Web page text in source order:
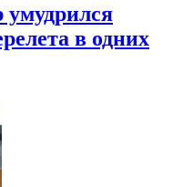
в одних